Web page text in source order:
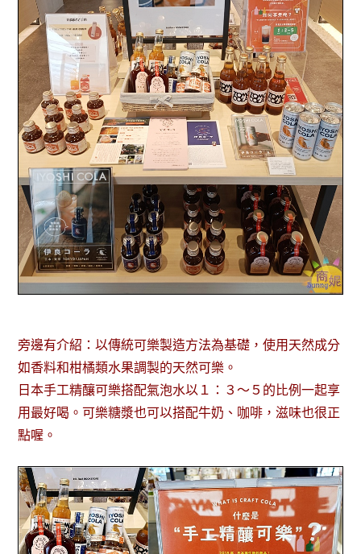
旁邊有介紹：以傳統可樂製造方法為基礎，使用天然成分
如香料和柑橘類水果調製的天然可樂。
日本手工精釀可樂搭配氣泡水以１：３～５的比例一起享
用最好喝。可樂糖漿也可以搭配牛奶、咖啡，滋味也很正
點喔。